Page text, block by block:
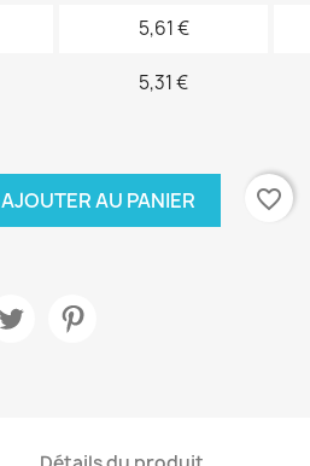
5,61 €
5,31 €
AJOUTER AU PANIER
favorite_border